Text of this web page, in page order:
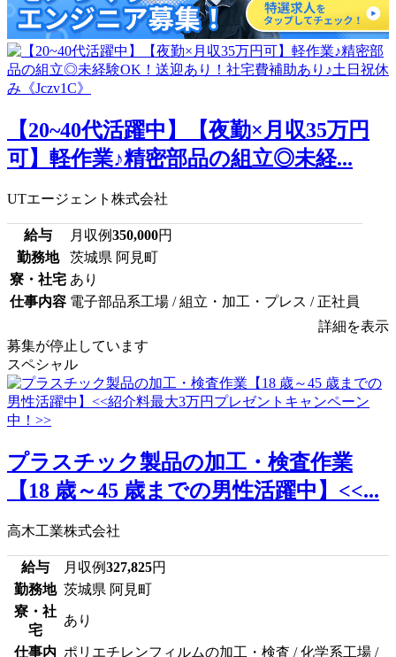
【20~40代活躍中】【夜勤×月収35万円
可】軽作業♪精密部品の組立◎未経...
UTエージェント株式会社
給与 月収例350,000円
勤務地
茨城県 阿見町
寮・社宅 あり
仕事内容 電子部品系工場 / 組立・加工・プレス / 正社員
詳細を表示
募集が停止しています
スペシャル
プラスチック製品の加工・検査作業
【18 歳～45 歳までの男性活躍中】<<...
高木工業株式会社
給与 月収例327,825円
勤務地 茨城県 阿見町
寮・社
宅
あり
仕事内 ポリエチレンフィルムの加工・検査 / 化学系工場 /